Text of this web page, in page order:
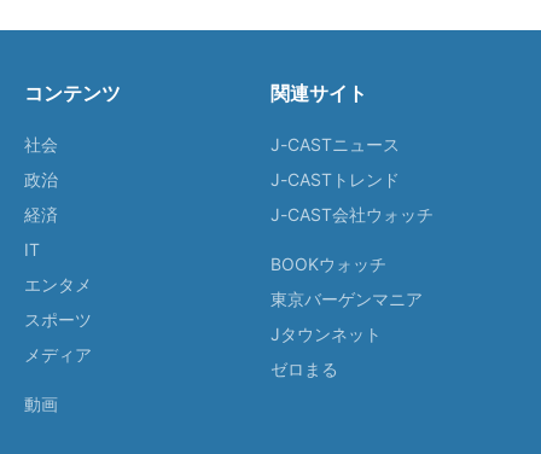
コンテンツ
社会
政治
経済
IT
エンタメ
スポーツ
メディア
動画
関連サイト
J-CASTニュース
J-CASTトレンド
J-CAST会社ウォッチ
BOOKウォッチ
東京バーゲンマニア
Jタウンネット
ゼロまる